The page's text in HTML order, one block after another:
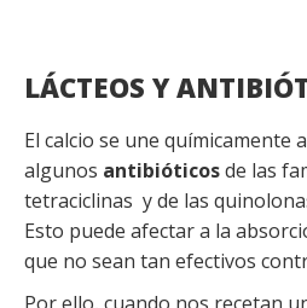
LÁCTEOS Y
El calcio se une químicamente a
algunos antibióticosde las
tetraciclinas y de las
Esto puede afectar a la
que no sean tan efectivos